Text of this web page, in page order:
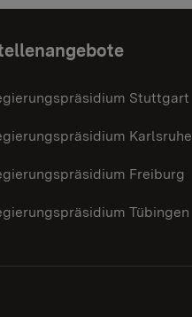
Stuttgart
Karlsruhe
Freiburg
Tübingen